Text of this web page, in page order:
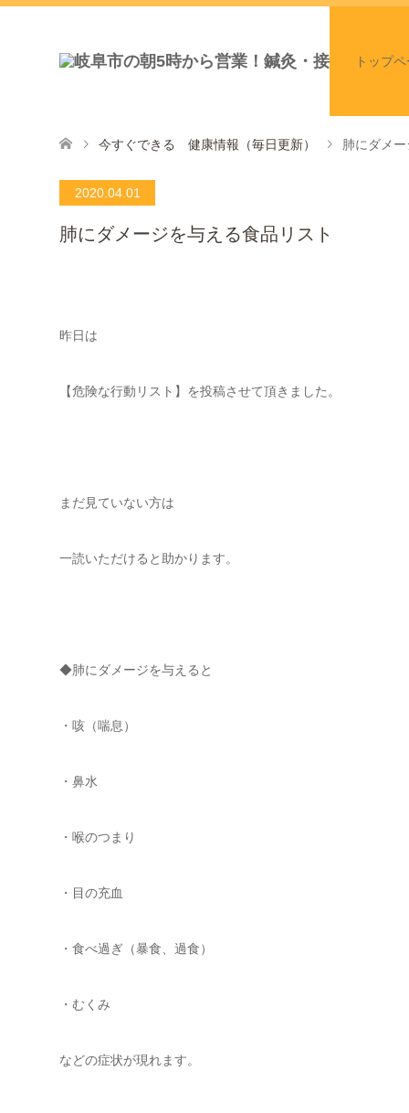
トップ
今すぐできる 健康情報（毎日更新） 肺にダメ
2020.04.01
肺にダメージを与える食品リスト
昨日は
【危険な行動リスト】を投稿させて頂きました。
まだ見ていない方は
一読いただけると助かります。
◆肺にダメージを与えると
・咳（喘息）
・鼻水
・喉のつまり
・目の充血
・食べ過ぎ（暴食、過食）
・むくみ
などの症状が現れます。